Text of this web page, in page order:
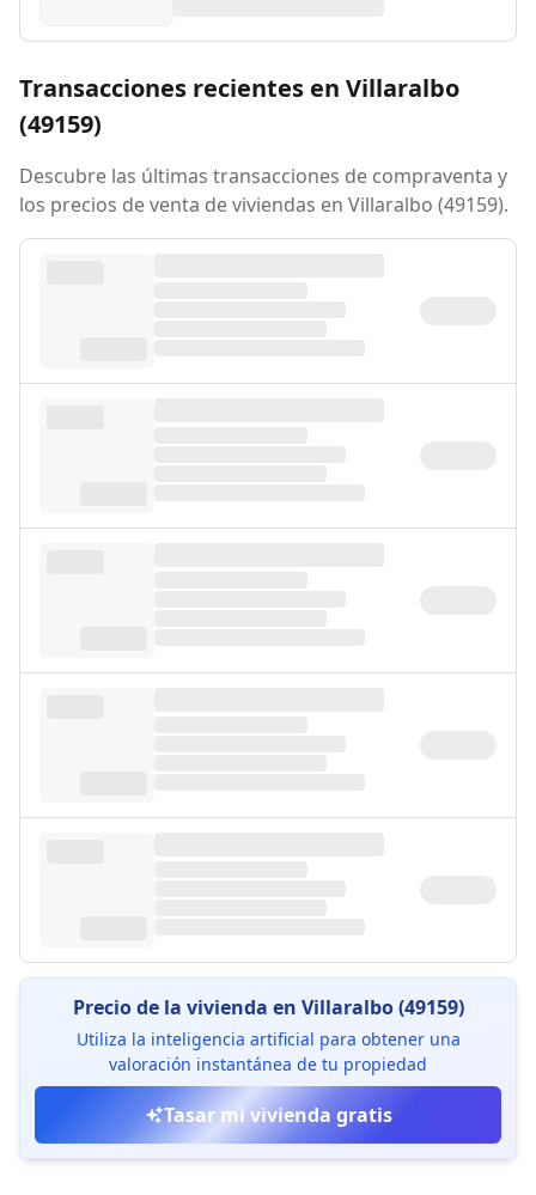
Transacciones recientes en Villaralbo
(49159)
Descubre las últimas transacciones de compraventa y
los precios de venta de viviendas en Villaralbo (49159).
Precio de la vivienda en Villaralbo (49159)
Utiliza la inteligencia artificial para obtener una
valoración instantánea de tu propiedad
Tasar mi vivienda gratis